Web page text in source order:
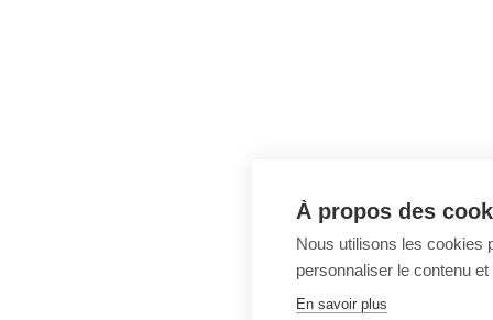
À propos des
Nous utilisons les cookies
personnaliser le contenu
En savoir plus